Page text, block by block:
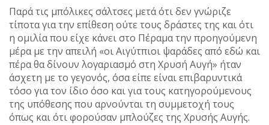
Παρά τις μπόλικες σάλτσες μετά ότι δεν γνώριζε
τίποτα για την επίθεση ούτε τους δράστες της και ότι
η ομιλία που είχε κάνει στο Πέραμα την προηγούμενη
μέρα με την απειλή «οι Αιγύτπιοι ψαράδες από εδώ και
πέρα θα δίνουν λογαριασμό στη Χρυσή Αυγή» ήταν
άσχετη με το γεγονός, όσα είπε είναι επιβαρυντικά
τόσο για τον ίδιο όσο και για τους κατηγορούμενους
της υπόθεσης που αρνούνται τη συμμετοχή τους
όπως και ότι φορούσαν μπλούζες της Χρυσής Αυγής.